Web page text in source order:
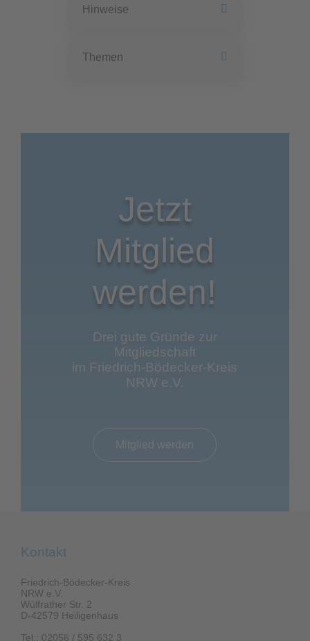
Hinweise
Themen
Jetzt
Mitglied
werden!
Drei gute Gründe zur
Mitgliedschaft
im Friedrich-Bödecker-Kreis
NRW e.V.
Mitglied werden
Kontakt
Friedrich-Bödecker-Kreis
NRW e.V.
Wülfrather Str. 2
D-42579 Heiligenhaus
Tel.: 02056 / 595 632 3